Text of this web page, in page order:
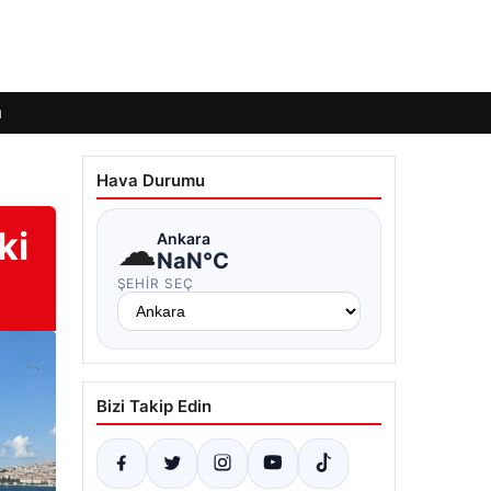
Hava Durumu
☁Ankara
NaN°C
ŞEHIR SEÇ
Bizi Takip Edin